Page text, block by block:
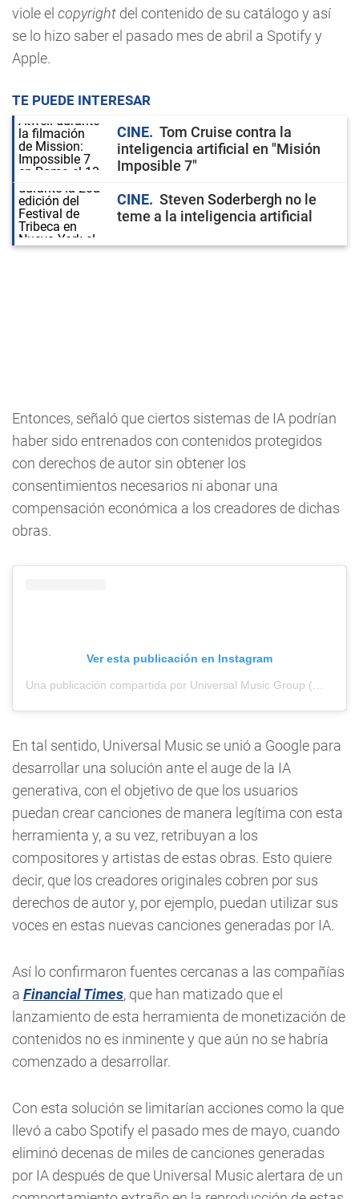
viole el copyright del contenido de su catálogo y así
se lo hizo saber el pasado mes de abril a Spotify y
Apple.
TE PUEDE INTERESAR
CINE
Tom Cruise contra la
inteligencia artificial en "Misión
Imposible 7"
CINE
Steven Soderbergh no le
teme a la inteligencia artificial
Entonces, señaló que ciertos sistemas de IA podrían
haber sido entrenados con contenidos protegidos
con derechos de autor sin obtener los
consentimientos necesarios ni abonar una
compensación económica a los creadores de dichas
obras.
Ver esta publicación en Instagram
En tal sentido, Universal Music se unió a Google para
desarrollar una solución ante el auge de la IA
generativa, con el objetivo de que los usuarios
puedan crear canciones de manera legítima con esta
herramienta y, a su vez, retribuyan a los
compositores y artistas de estas obras. Esto quiere
decir, que los creadores originales cobren por sus
derechos de autor y, por ejemplo, puedan utilizar sus
voces en estas nuevas canciones generadas por IA.
Así lo confirmaron fuentes cercanas a las compañías
a Financial Times, que han matizado que el
lanzamiento de esta herramienta de monetización de
contenidos no es inminente y que aún no se habría
comenzado a desarrollar.
Con esta solución se limitarían acciones como la que
llevó a cabo Spotify el pasado mes de mayo, cuando
eliminó decenas de miles de canciones generadas
por IA después de que Universal Music alertara de un